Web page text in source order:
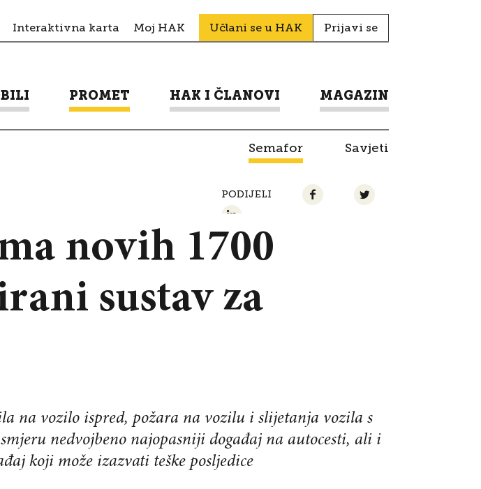
Interaktivna karta Moj HAK Učlani se u HAK Prijavi se
PROMET HAK I ČLANOVI MAGAZIN
Semafor Savjeti
PODIJELI
novih 1700
sustav za
na vozilo ispred, požara na vozilu i slijetanja vozila s
nedvojbeno najopasniji događaj na autocesti, ali i
koji može izazvati teške posljedice